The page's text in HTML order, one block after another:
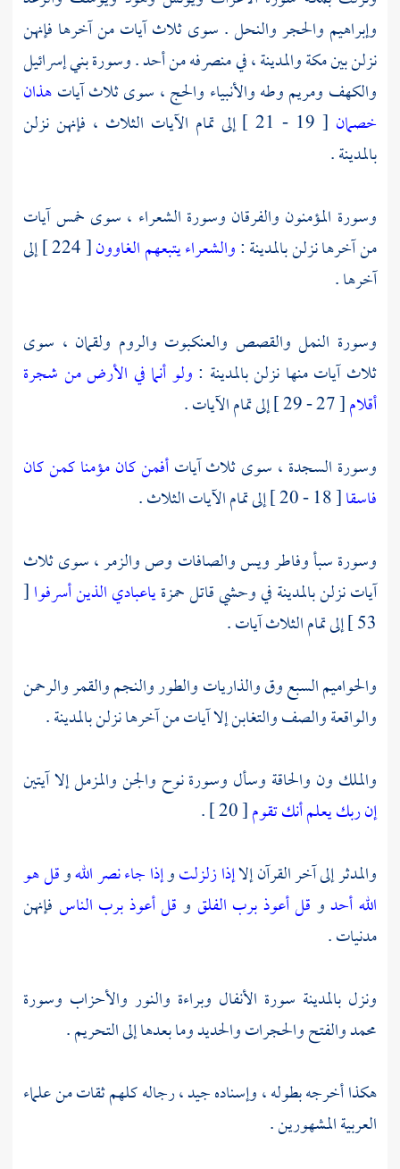
وإبراهيم والحجر والنحل . سوى ثلاث آيات من آخرها فإنهن
نزلن بينمكةوالمدينة، في منصرفه من أحد . وسورة بني إسرائيل
والكهف ومريم وطه والأنبياء والحج ، سوى ثلاث آياتهذان
خصمان [ 19 - 21 ] إلى تمام الآيات الثلاث ، فإنهن نزلن
بالمدينة.
وسورة المؤمنون والفرقان وسورة الشعراء ، سوى خمس آيات
من آخرها نزلنبالمدينة:والشعراء يتبعهم الغاوون
[ 224 ] إلى
آخرها .
وسورة النمل والقصص والعنكبوت والروم ولقمان ، سوى
ثلاث آيات منها نزلنبالمدينة : ولو أنما في الأرض من شجرة
أقلام[ 27 - 29 ] إلى تمام الآيات .
وسورة السجدة ، سوى ثلاث آياتأفمن كان مؤمنا كمن كان
فاسقا[ 18 - 20 ] إلى تمام الآيات الثلاث .
وسورة سبأ وفاطر ويس والصافات وص والزمر ، سوى ثلاث
آيات نزلنبالمدينةفيوحشيقاتلحمزةياعبادي الذين أسرفوا[
53 ] إلى تمام الثلاث آيات .
والحواميم السبع وق والذاريات والطور والنجم والقمر والرحمن
والواقعة والصف والتغابن إلا آيات من آخرها نزلنبالمدينة.
والملك ون والحاقة وسأل وسورة نوح والجن والمزمل إلا آيتين
إن ربك يعلم أنك تقوم[ 20 ] .
والمدثر إلى آخر القرآن إلاإذا زلزلتوإذا جاء نصر اللهوقل هو
الله أحدو قل أعوذ برب الفلق و قل أعوذ برب الناس فإنهن
مدنيات .
ونزلبالمدينة سورة الأنفال وبراءة والنور والأحزاب وسورة
محمد والفتح والحجرات والحديد وما بعدها إلى التحريم .
هكذا أخرجه بطوله ، وإسناده جيد ، رجاله كلهم ثقات من علماء
العربية المشهورين .